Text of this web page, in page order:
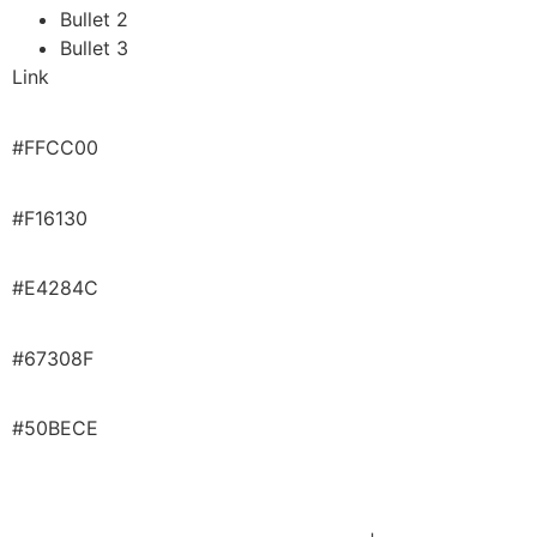
Bullet 2
Bullet 3
Link
#FFCC00
#F16130
#E4284C
#67308F
#50BECE